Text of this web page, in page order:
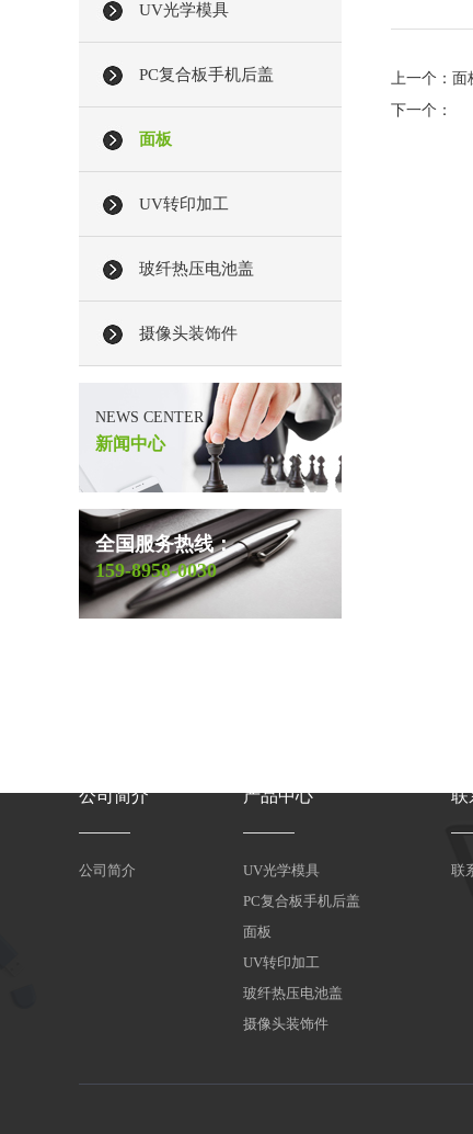
UV光学模具
PC复合板手机后盖
面板
UV转印加工
玻纤热压电池盖
摄像头装饰件
NEWS CENTER
新闻中心
全国服务热线：
159-8958-0030
上一个： 面
下一个：
公司简介
公司简介
产品中心
UV光学模具
PC复合板手机后盖
面板
UV转印加工
玻纤热压电池盖
摄像头装饰件
联
联